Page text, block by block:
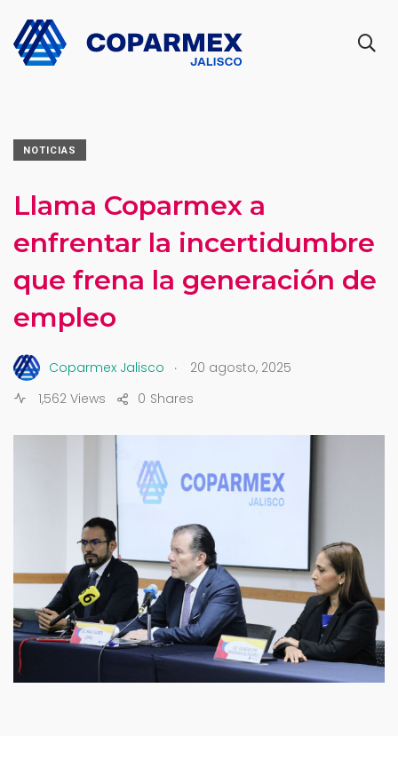
NOTICIAS
Llama Coparmex a
enfrentar la incertidumbre
que frena la generación de
empleo
Coparmex Jalisco .
20 agosto, 2025
1,562 Views
Shares
0